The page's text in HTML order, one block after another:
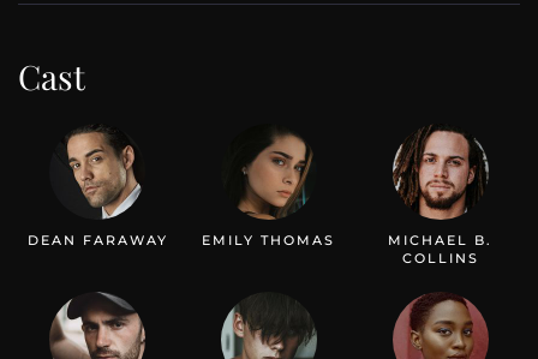
Cast
DEAN FARAWAY EMILY THOMAS
MICHAEL B.
COLLINS